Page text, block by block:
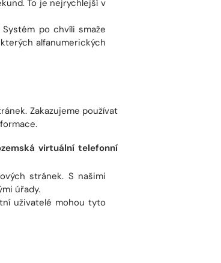
To je nejrychlejší v
po chvíli smaže
alfanumerických
Zakazujeme používat
virtuální telefonní
stránek. S našimi
úřady.
uživatelé mohou tyto